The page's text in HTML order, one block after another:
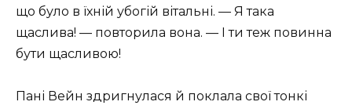
що було в їхній убогій вітальні. — Я така
щаслива! — повторила вона. — І ти теж повинна
бути щасливою!
Пані Вейн здригнулася й поклала свої тонкі